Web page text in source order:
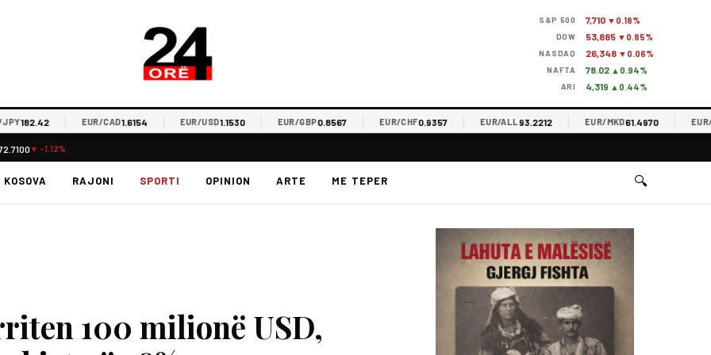
S&P 500 7,710 ▼0.18%
DOW 53,885 ▼0.85%
NASDAQ 26,348 ▼0.06%
NAFTA 78.02 ▲0.94%
ARI 4,319 ▲0.44%
182.42 EUR/CAD1.6154 EUR/USD1.1530 EUR/GBP0.8567 EUR/CHF0.9357 EUR/ALL93.2212 EUR/MKD61.4970 EUR/RSD
▼ -1.12%
KOSOVA RAJONI SPORTI OPINION ARTE ME TEPER 🔍
100 milionë USD,